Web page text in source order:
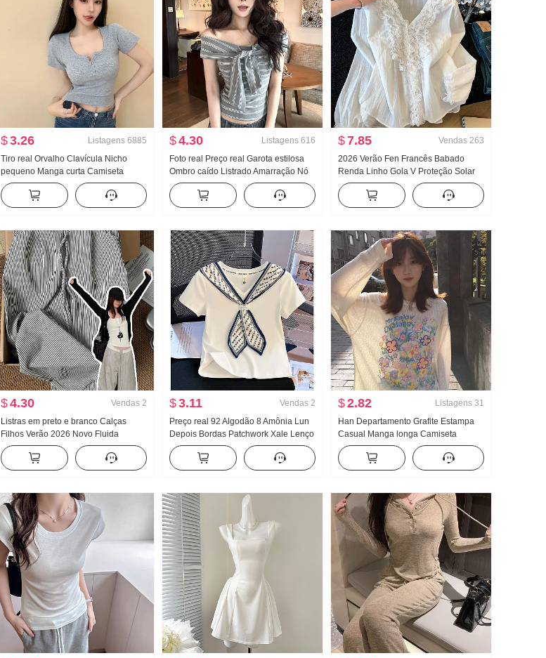
$3.26 Listagens 6885
Tiro real Orvalho Clavícula Nicho
pequeno Manga curta Camiseta
Feminino Verão Garota estilosa
Apertado Novo Botão Design Sentido
Modelo Curto Top
$4.30 Listagens 616
Foto real Preço real Garota estilosa
Ombro caído Listrado Amarração Nó
Sem mangas Colete feminino
Ajustado Efeito emagrecedor Modelo
Curto Camiseta Top
$7.85 Vendas 263
2026 Verão Fen Francês Babado
Renda Linho Gola V Proteção Solar
Camisa Manga longa feminina Solto
Design Sentido Para cima
$4.30 Vendas 2
Listras em preto e branco Calças
Filhos Verão 2026 Novo Fluida
Pingente Sentido Velho Dinheiro
Vento Calças Para pessoas baixas
Descontraído Vento Calças de perna
$3.11 Vendas 2
Preço real 92 Algodão 8 Amônia Lun
Depois Bordas Patchwork Xale Lenço
de seda Ajustado Gola V Manga curta
Camiseta Feminino
$2.82 Listagens 31
Han Departamento Grafite Estampa
Casual Manga longa Camiseta
Proteção Solar Suéter Feminino
Primavera e verão Solto Descontraído
Vento frio Sentido Gola redonda Top